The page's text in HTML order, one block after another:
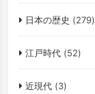
日本の歴史 (279)
江戸時代(52)
近現代(3)